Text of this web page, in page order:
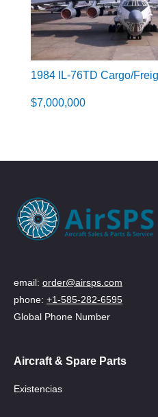
1984 IL-76TD Cargo/
$7,000,000
email: order@airsps.com
phone: +1-585-282-6595
Global Phone Number
Aircraft & Spare Parts
Existencias